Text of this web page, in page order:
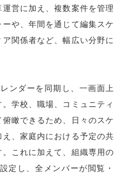
営に加え、複数案件を管理
や、年間を通じて編集スケ
関係者など、幅広い分野に
ンダーを同期し、一画面上
学校、職場、コミュニティ
瞰できるため、日々のスケ
、家庭内における予定の共
これに加えて、組織専用の
定し、全メンバーが閲覧・